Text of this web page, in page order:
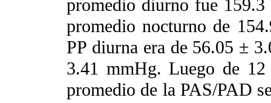
promedio diurno fue
promedio nocturno de
PP diurna era de 56.05 ±
3.41 mmHg. Luego de 12
promedio de la PAS/PAD